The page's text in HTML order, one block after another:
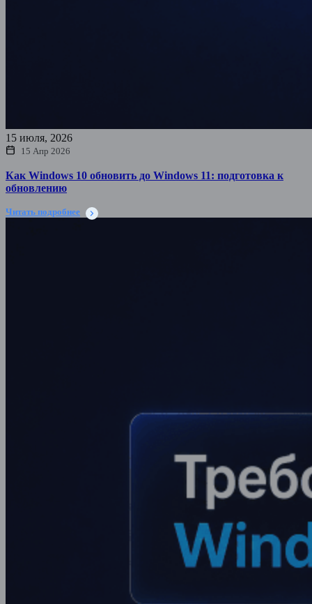
15 июля, 2026
15 Апр 2026
Как Windows 10 обновить до Windows 11: подготовка к
обновлению
Читать подробнее